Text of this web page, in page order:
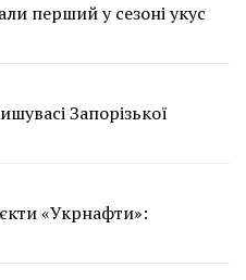
перший у сезоні укус
Запорізької
«Укрнафти»: